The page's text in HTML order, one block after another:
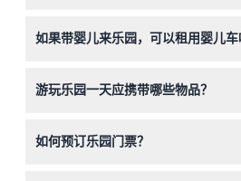
间安排。
施。90厘米以下儿童可免费入园，
如果带婴儿来乐园，可以租用婴儿车
出行，无需自带婴儿车。
游玩乐园一天应携带哪些物品？
行，请穿舒适的鞋子。若您有需要
如何预订乐园门票？